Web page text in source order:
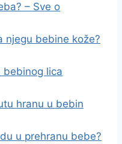
– Sve o
njegu bebine kože?
bebinog lica
hranu u bebin
u prehranu bebe?